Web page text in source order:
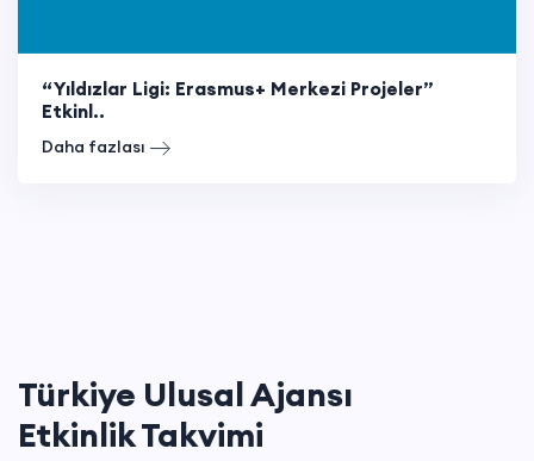
“Yıldızlar Ligi: Erasmus+ Merkezi Projeler”
Etkinl..
Daha fazlası
Türkiye Ulusal Ajansı
Etkinlik Takvimi